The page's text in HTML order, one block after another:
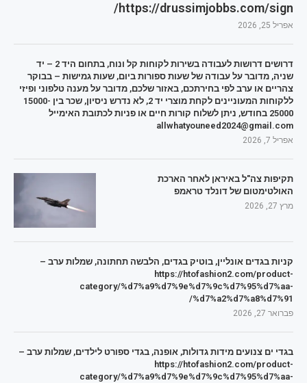
https://drussimjobbs.com/sign/
אפריל 25, 2026
דרושים דרושות לעבודה בשירות לקוחות קל ונוח, בתחום היד 2 – יד
שניה, מדובר על עבודה של שעות ספורות ביום, שעות גמישות – בבוקר
צהריים או ערב לפי בחירתכם, באזור שלכם, מדובר על מענה טלפוני ופיזי
ללקוחות המעוניינים לקחת מוצרי יד 2, לא נדרש ניסיון, שכר בין 15000-
25000 בחודש, ניתן לשלוח קורות חיים או פניות לכתובת האימייל
allwhatyouneed2024@gmail.com
אפריל 7, 2026
תקיפות צה"ל באיראן לאחר הארכת
האולטימטום של דונלד טראמפ
מרץ 27, 2026
קניות בגדים אונליין, בוטיק בגדים, הלבשה תחתונה, שמלות ערב –
https://htofashion2.com/product-
category/%d7%a9%d7%9e%d7%9c%d7%95%d7%aa-
%d7%a2%d7%a8%d7%91/
פברואר 27, 2026
בגדי ים צנועים מידות גדולות, אופנה, בגדי ספורט לילדים, שמלות ערב –
https://htofashion2.com/product-
category/%d7%a9%d7%9e%d7%9c%d7%95%d7%aa-